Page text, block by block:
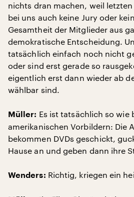
nichts dran machen, weil
bei uns auch keine Jury oder
Gesamtheit der Mitglieder aus
demokratische Entscheidung.
tatsächlich einfach noch nicht
oder sind erst gerade so
eigentlich erst dann wieder ab
wählbar sind.
Müller: Es ist tatsächlich so wie
amerikanischen Vorbildern: Die
bekommen DVDs geschickt,
Hause an und geben dann ihre
Wenders: Richtig, kriegen ein